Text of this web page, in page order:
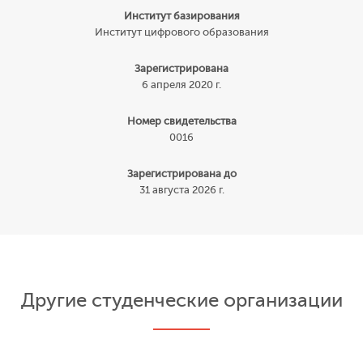
Институт базирования
Институт цифрового образования
Зарегистрирована
6 апреля 2020 г.
Номер свидетельства
0016
Зарегистрирована до
31 августа 2026 г.
Другие студенческие организации